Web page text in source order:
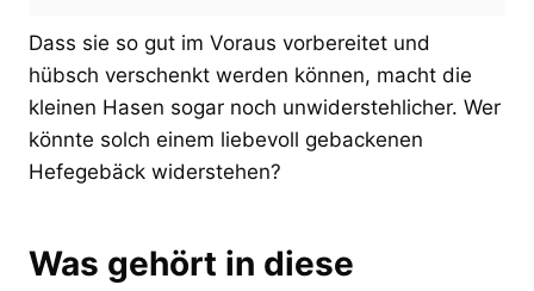
Dass sie so gut im Voraus vorbereitet und
hübsch verschenkt werden können, macht die
kleinen Hasen sogar noch unwiderstehlicher. Wer
könnte solch einem liebevoll gebackenen
Hefegebäck widerstehen?
Was gehört in diese